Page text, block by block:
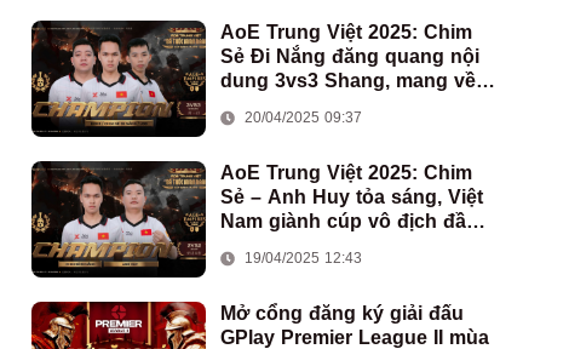
AoE Trung Việt 2025: Chim
Sẻ Đi Nắng đăng quang nội
dung 3vs3 Shang, mang về
đoàn AoE Việt Nam
20/04/2025 09:37
AoE Trung Việt 2025: Chim
Sẻ – Anh Huy tỏa sáng, Việt
Nam giành cúp vô địch đầu
19/04/2025 12:43
Mở cổng đăng ký giải đấu
GPlay Premier League II mùa